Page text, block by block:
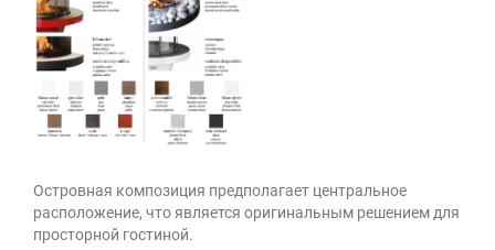
Островная композиция предполагает центральное
расположение, что является оригинальным решением для
просторной гостиной.